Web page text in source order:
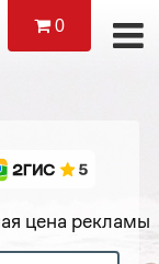
0
Уже
цена рекламы